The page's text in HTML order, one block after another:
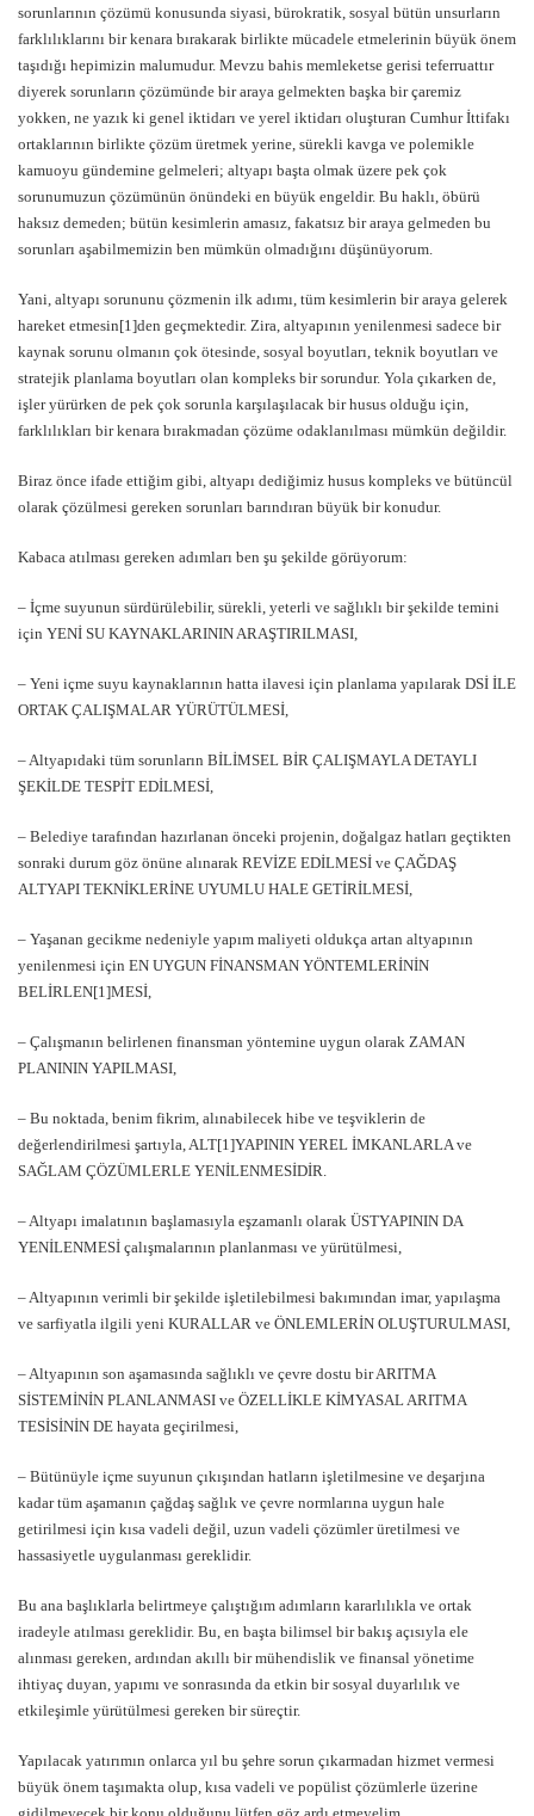
sorunlarının çözümü konusunda siyasi, bürokratik, sosyal bütün unsurların
farklılıklarını bir kenara bırakarak birlikte mücadele etmelerinin büyük önem
taşıdığı hepimizin malumudur. Mevzu bahis memleketse gerisi teferruattır
diyerek sorunların çözümünde bir araya gelmekten başka bir çaremiz
yokken, ne yazık ki genel iktidarı ve yerel iktidarı oluşturan Cumhur İttifakı
ortaklarının birlikte çözüm üretmek yerine, sürekli kavga ve polemikle
kamuoyu gündemine gelmeleri; altyapı başta olmak üzere pek çok
sorunumuzun çözümünün önündeki en büyük engeldir. Bu haklı, öbürü
haksız demeden; bütün kesimlerin amasız, fakatsız bir araya gelmeden bu
sorunları aşabilmemizin ben mümkün olmadığını düşünüyorum.
Yani, altyapı sorununu çözmenin ilk adımı, tüm kesimlerin bir araya gelerek
hareket etmesin[1]den geçmektedir. Zira, altyapının yenilenmesi sadece bir
kaynak sorunu olmanın çok ötesinde, sosyal boyutları, teknik boyutları ve
stratejik planlama boyutları olan kompleks bir sorundur. Yola çıkarken de,
işler yürürken de pek çok sorunla karşılaşılacak bir husus olduğu için,
farklılıkları bir kenara bırakmadan çözüme odaklanılması mümkün değildir.
Biraz önce ifade ettiğim gibi, altyapı dediğimiz husus kompleks ve bütüncül
olarak çözülmesi gereken sorunları barındıran büyük bir konudur.
Kabaca atılması gereken adımları ben şu şekilde görüyorum:
– İçme suyunun sürdürülebilir, sürekli, yeterli ve sağlıklı bir şekilde temini
için YENİ SU KAYNAKLARININ ARAŞTIRILMASI,
– Yeni içme suyu kaynaklarının hatta ilavesi için planlama yapılarak DSİ İLE
ORTAK ÇALIŞMALAR YÜRÜTÜLMESİ,
– Altyapıdaki tüm sorunların BİLİMSEL BİR ÇALIŞMAYLA DETAYLI
ŞEKİLDE TESPİT EDİLMESİ,
– Belediye tarafından hazırlanan önceki projenin, doğalgaz hatları geçtikten
sonraki durum göz önüne alınarak REVİZE EDİLMESİ ve ÇAĞDAŞ
ALTYAPI TEKNİKLERİNE UYUMLU HALE GETİRİLMESİ,
– Yaşanan gecikme nedeniyle yapım maliyeti oldukça artan altyapının
yenilenmesi için EN UYGUN FİNANSMAN YÖNTEMLERİNİN
BELİRLEN[1]MESİ,
– Çalışmanın belirlenen finansman yöntemine uygun olarak ZAMAN
PLANININ YAPILMASI,
– Bu noktada, benim fikrim, alınabilecek hibe ve teşviklerin de
değerlendirilmesi şartıyla, ALT[1]YAPININ YEREL İMKANLARLA ve
SAĞLAM ÇÖZÜMLERLE YENİLENMESİDİR.
– Altyapı imalatının başlamasıyla eşzamanlı olarak ÜSTYAPININ DA
YENİLENMESİ çalışmalarının planlanması ve yürütülmesi,
– Altyapının verimli bir şekilde işletilebilmesi bakımından imar, yapılaşma
ve sarfiyatla ilgili yeni KURALLAR ve ÖNLEMLERİN OLUŞTURULMASI,
– Altyapının son aşamasında sağlıklı ve çevre dostu bir ARITMA
SİSTEMİNİN PLANLANMASI ve ÖZELLİKLE KİMYASAL ARITMA
TESİSİNİN DE hayata geçirilmesi,
– Bütünüyle içme suyunun çıkışından hatların işletilmesine ve deşarjına
kadar tüm aşamanın çağdaş sağlık ve çevre normlarına uygun hale
getirilmesi için kısa vadeli değil, uzun vadeli çözümler üretilmesi ve
hassasiyetle uygulanması gereklidir.
Bu ana başlıklarla belirtmeye çalıştığım adımların kararlılıkla ve ortak
iradeyle atılması gereklidir. Bu, en başta bilimsel bir bakış açısıyla ele
alınması gereken, ardından akıllı bir mühendislik ve finansal yönetime
ihtiyaç duyan, yapımı ve sonrasında da etkin bir sosyal duyarlılık ve
etkileşimle yürütülmesi gereken bir süreçtir.
Yapılacak yatırımın onlarca yıl bu şehre sorun çıkarmadan hizmet vermesi
büyük önem taşımakta olup, kısa vadeli ve popülist çözümlerle üzerine